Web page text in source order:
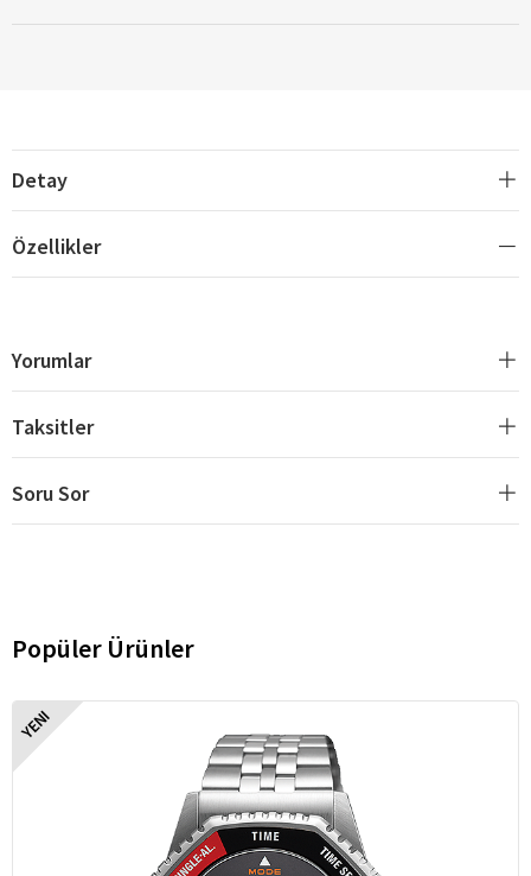
Detay
Özellikler
Yorumlar
Taksitler
Soru Sor
Popüler Ürünler
YENI